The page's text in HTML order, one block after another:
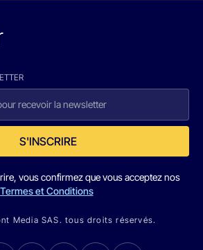
S'INSCRIRE
vous confirmez que vous acceptez nos
Termes et Conditions
Media SAS. tous droits réservés.